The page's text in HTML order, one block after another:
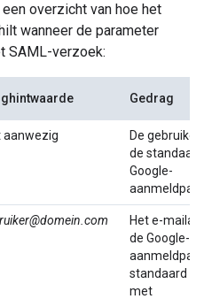
overzicht van hoe het
wanneer de parameter
SAML-verzoek:
Gedrag
aanwezig
De
de standaard
Google-
Het e-
de Google-
standaard
met